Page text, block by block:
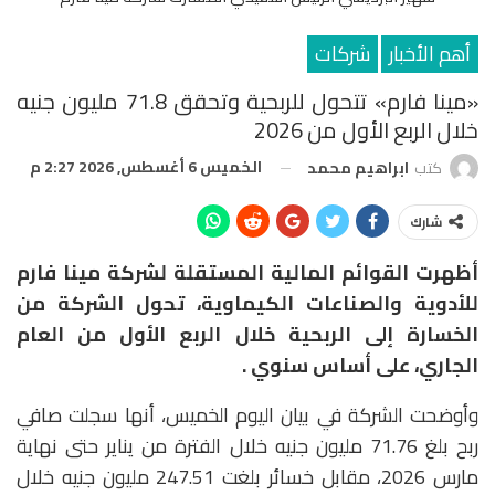
أهم الأخبار شركات
«مينا فارم» تتحول للربحية وتحقق 71.8 مليون جنيه
خلال الربع الأول من 2026
كتب ابراهيم محمد الخميس 6 أغسطس, 2026 2:27 م
شارك
أظهرت القوائم المالية المستقلة لشركة مينا فارم
للأدوية والصناعات الكيماوية، تحول الشركة من
الخسارة إلى الربحية خلال الربع الأول من العام
الجاري، على أساس سنوي .
وأوضحت الشركة في بيان اليوم الخميس، أنها سجلت صافي
ربح بلغ 71.76 مليون جنيه خلال الفترة من يناير حتى نهاية
مارس 2026، مقابل خسائر بلغت 247.51 مليون جنيه خلال